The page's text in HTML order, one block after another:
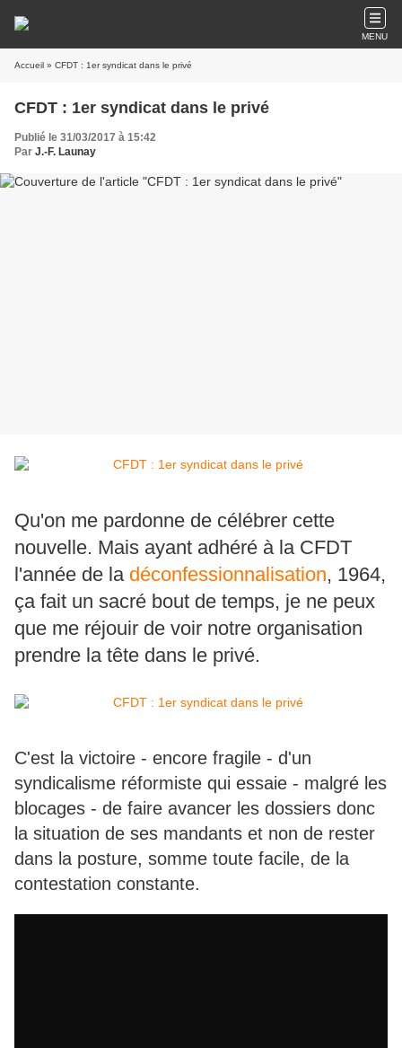
MENU
Accueil » CFDT : 1er syndicat dans le privé
CFDT : 1er syndicat dans le privé
Publié le 31/03/2017 à 15:42
Par J.-F. Launay
Qu'on me pardonne de célébrer cette
nouvelle. Mais ayant adhéré à la CFDT
l'année de la déconfessionnalisation, 1964,
ça fait un sacré bout de temps, je ne peux
que me réjouir de voir notre organisation
prendre la tête dans le privé.
C'est la victoire - encore fragile - d'un
syndicalisme réformiste qui essaie - malgré les
blocages - de faire avancer les dossiers donc
la situation de ses mandants et non de rester
dans la posture, somme toute facile, de la
contestation constante.